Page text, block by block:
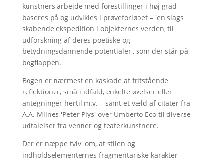
kunstners arbejde med forestillinger i høj grad
baseres på og udvikles i prøveforløbet – 'en slags
skabende ekspedition i objekternes verden, til
udforskning af deres poetiske og
betydningsdannende potentialer', som der står på
bogflappen.
Bogen er nærmest en kaskade af fritstående
reflektioner, små indfald, enkelte øvelser eller
antegninger hertil m.v. – samt et væld af citater fra
A.A. Milnes 'Peter Plys' over Umberto Eco til diverse
udtalelser fra venner og teaterkunstnere.
Der er næppe tvivl om, at stilen og
indholdselementernes fragmentariske karakter –